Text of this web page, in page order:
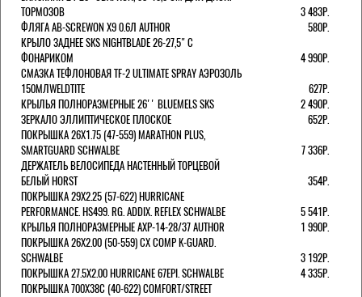
ТОРМОЗОВ
3 483Р.
ФЛЯГА AB-SCREWON X9 0.6Л AUTHOR
580Р.
КРЫЛО ЗАДНЕЕ SKS NIGHTBLADE 26-27,5" С
ФОНАРИКОМ
4 990Р.
СМАЗКА ТЕФЛОНОВАЯ TF-2 ULTIMATE SPRAY АЭРОЗОЛЬ
150МЛWELDTITE
627Р.
КРЫЛЬЯ ПОЛНОРАЗМЕРНЫЕ 26'' BLUEMELS SKS
2 490Р.
ЗЕРКАЛО ЭЛЛИПТИЧЕСКОЕ ПЛОСКОЕ
652Р.
ПОКРЫШКА 26X1.75 (47-559) MARATHON PLUS,
SMARTGUARD SCHWALBE
7 336Р.
ДЕРЖАТЕЛЬ ВЕЛОCИПЕДА НАСТЕННЫЙ ТОРЦЕВОЙ
БЕЛЫЙ HORST
354Р.
ПОКРЫШКА 29X2.25 (57-622) HURRICANE
PERFORMANCE. HS499. RG. ADDIX. REFLEX SCHWALBE
5 541Р.
КРЫЛЬЯ ПОЛНОРАЗМЕРНЫЕ AXP-14-28/37 AUTHOR
1 990Р.
ПОКРЫШКА 26X2.00 (50-559) CX COMP K-GUARD.
SCHWALBE
3 192Р.
ПОКРЫШКА 27.5X2.00 HURRICANE 67EPI. SCHWALBE
4 335Р.
ПОКРЫШКА 700X38С (40-622) COMFORT/STREET